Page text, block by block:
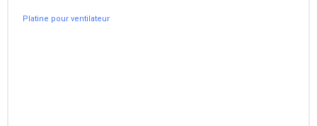
Platine pour ventilateur